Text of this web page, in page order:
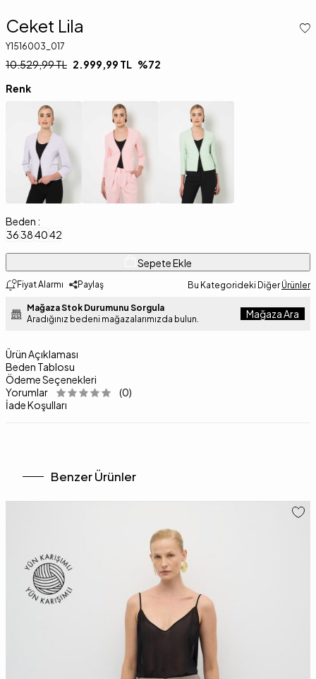
Ceket Lila
Y1516003_017
10.529,99TL 2.999,99 TL %72
Renk
Beden :
36384042
Sepete Ekle
Fiyat Alarmı Paylaş Bu Kategorideki Diğer Ürünler
Mağaza Stok Durumunu Sorgula
Aradığınız bedeni mağazalarımızda bulun.
Mağaza Ara
Ürün Açıklaması
Beden Tablosu
Ödeme Seçenekleri
Yorumlar
(0)
İade Koşulları
Benzer Ürünler